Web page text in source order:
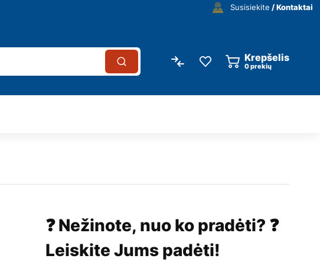
Susisiekite / Kontaktai
Krepšelis
0prekių
❓ Nežinote, nuo ko pradėti? ❓
Leiskite Jums padėti!